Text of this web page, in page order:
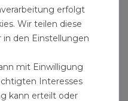
Rohr
Verschraubung
Trinkwasserrohre
und weitere
erfolgt
Wir teilen diese
den Einstellungen
mit Einwilligung
Interesses
kann erteilt oder